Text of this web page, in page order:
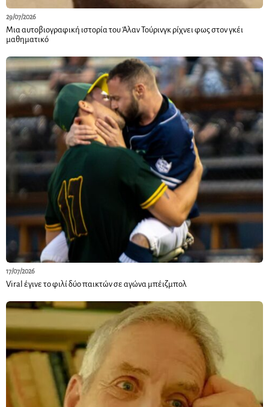
29/07/2026
Μια αυτοβιογραφική ιστορία του Άλαν Τούρινγκ ρίχνει φως στον γκέι
μαθηματικό
17/07/2026
Viral έγινε το φιλί δύο παικτών σε αγώνα μπέιζμπολ